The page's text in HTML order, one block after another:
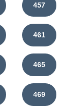
457
461
465
469